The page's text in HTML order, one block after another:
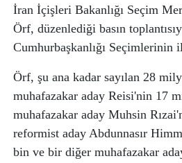
İran İçişleri Bakanlığı Seçim
Örf, düzenlediği basın
Cumhurbaşkanlığı Seçimlerinin
Örf, şu ana kadar sayılan 28
muhafazakar aday Reisi'nin 17
muhafazakar aday Muhsin
reformist aday Abdunnasır
bin ve bir diğer muhafazakar